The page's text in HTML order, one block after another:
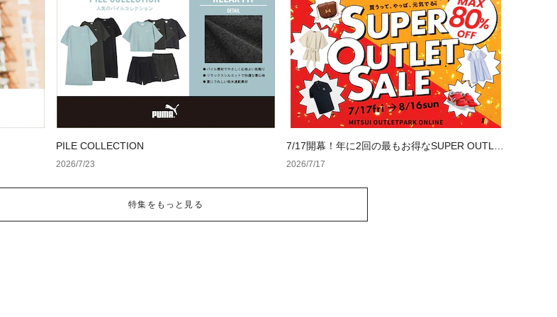
PILE COLLECTION
2026/7/23
7/17開幕！年に2回の最もお得なSUPER OUTLE
T SALE
2026/7/17
特集をもっと見る